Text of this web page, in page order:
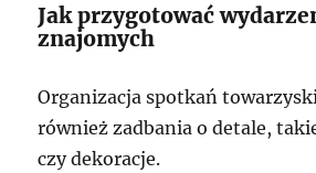
Jak przygotować
znajomych
Organizacja spotkań
również zadbania o detale,
czy dekoracje.